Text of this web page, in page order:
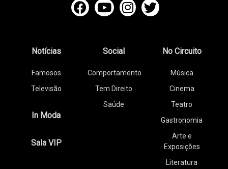
Notícias
Famosos
Televisão
In Moda
Sala VIP
Social
Comportamento
Tem Direito
Saúde
No Circuito
Música
Cinema
Teatro
Gastronomia
Arte e
Exposições
Literatura